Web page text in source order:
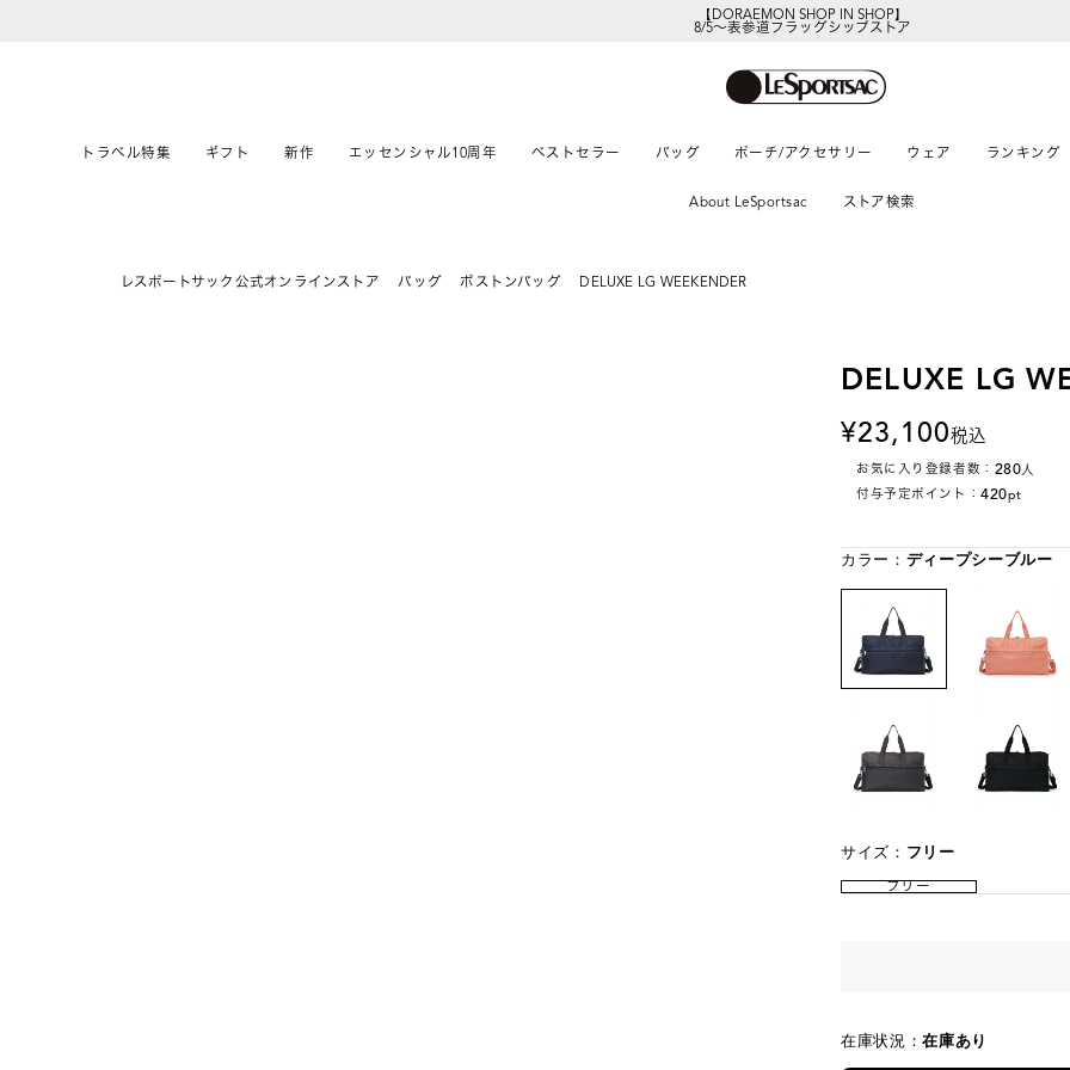
【DORAEMON SHOP IN SHOP】
8/5～表参道フラッグシップストア
トラベル特集 ギフト 新作 エッセンシャル10周年 ベストセラー バッグ ポーチ/アクセサリー ウェア ランキング
About LeSportsac ストア検索
レスポートサック公式オンラインストア バッグ ボストンバッグ DELUXE LG WEEKENDER
DELUXE LG
23,100税込
お気に入り登録者数： 280人
付与予定ポイント：420pt
カラー： ディープシーブルー
サイズ： フリー
フリー
在庫状況：在庫あり